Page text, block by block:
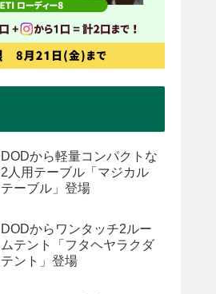
DODから軽量コンパクトな
2人用テーブル「マジカル
テーブル」登場
DODからワンタッチ2ルー
ムテント「フタヘヤラクダ
テント」登場